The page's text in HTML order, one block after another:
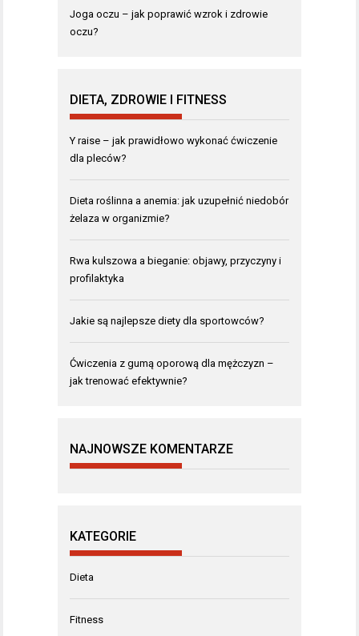
Joga oczu – jak poprawić wzrok i zdrowie
oczu?
DIETA, ZDROWIE I FITNESS
Y raise – jak prawidłowo wykonać ćwiczenie
dla pleców?
Dieta roślinna a anemia: jak uzupełnić niedobór
żelaza w organizmie?
Rwa kulszowa a bieganie: objawy, przyczyny i
profilaktyka
Jakie są najlepsze diety dla sportowców?
Ćwiczenia z gumą oporową dla mężczyzn –
jak trenować efektywnie?
NAJNOWSZE KOMENTARZE
KATEGORIE
Dieta
Fitness